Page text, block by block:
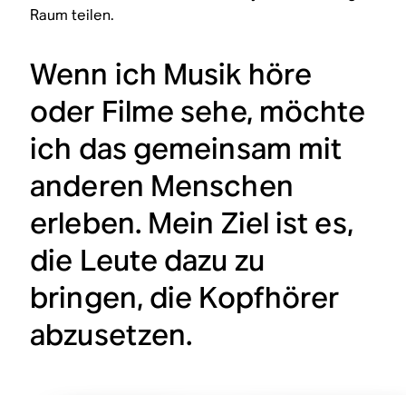
Raum teilen.
Wenn ich Musik höre
oder Filme sehe, möchte
ich das gemeinsam mit
anderen Menschen
erleben. Mein Ziel ist es,
die Leute dazu zu
bringen, die Kopfhörer
abzusetzen.